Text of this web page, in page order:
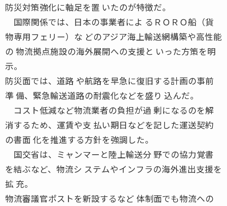
防災対策強化に軸足を置 いたのが特徴だ。
国際関係では、日本の事業者によ るＲＯＲＯ船（貨
物専用フェリー）な どのアジア海上輸送網構築や高性能
の 物流拠点施設の海外展開への支援と いった方策を明
示。
防災面では、道路 や航路を早急に復旧する計画の事前
準 備、緊急輸送道路の耐震化などを盛り 込んだ。
コスト低減など物流業者の負担が過 剰になるのを解
消するため、運賃や支 払い期日などを記した運送契約
の書面 化を推進する方針を強調した。
国交省は、ミャンマーと陸上輸送分 野での協力覚書
を結ぶなど、物流シ ステムやインフラの海外進出支援を
拡 充。
物流審議官ポストを新設するなど 体制面でも物流への